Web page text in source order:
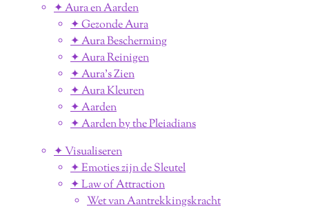
✦ Aura en Aarden
✦ Gezonde Aura
✦ Aura Bescherming
✦ Aura Reinigen
✦ Aura's Zien
✦ Aura Kleuren
✦ Aarden
✦ Aarden by the Pleiadians
✦ Visualiseren
✦ Emoties zijn de Sleutel
✦ Law of Attraction
Wet van Aantrekkingskracht